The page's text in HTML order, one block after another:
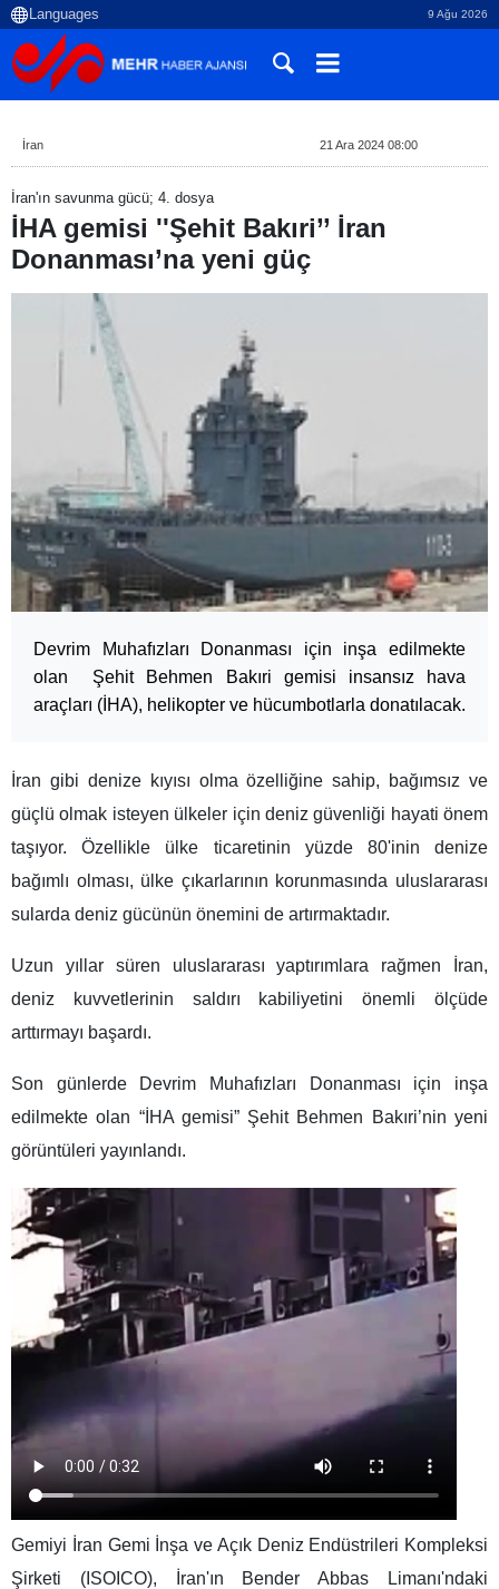
9 Ağu 2026
İran 21 Ara 2024 08:00
İran'ın savunma gücü; 4. dosya
İHA gemisi ''Şehit Bakıri’’ İran
Donanması’na yeni güç
Devrim Muhafızları Donanması için inşa edilmekte
olan Şehit Behmen Bakıri gemisi insansız hava
araçları (İHA), helikopter ve hücumbotlarla donatılacak.
İran gibi denize kıyısı olma özelliğine sahip, bağımsız ve
güçlü olmak isteyen ülkeler için deniz güvenliği hayati önem
taşıyor. Özellikle ülke ticaretinin yüzde 80'inin denize
bağımlı olması, ülke çıkarlarının korunmasında uluslararası
sularda deniz gücünün önemini de artırmaktadır.
Uzun yıllar süren uluslararası yaptırımlara rağmen İran,
deniz kuvvetlerinin saldırı kabiliyetini önemli ölçüde
arttırmayı başardı.
Son günlerde Devrim Muhafızları Donanması için inşa
edilmekte olan “İHA gemisi” Şehit Behmen Bakıri’nin yeni
görüntüleri yayınlandı.
Gemiyi İran Gemi İnşa ve Açık Deniz Endüstrileri Kompleksi
Şirketi (ISOICO), İran'ın Bender Abbas Limanı'ndaki